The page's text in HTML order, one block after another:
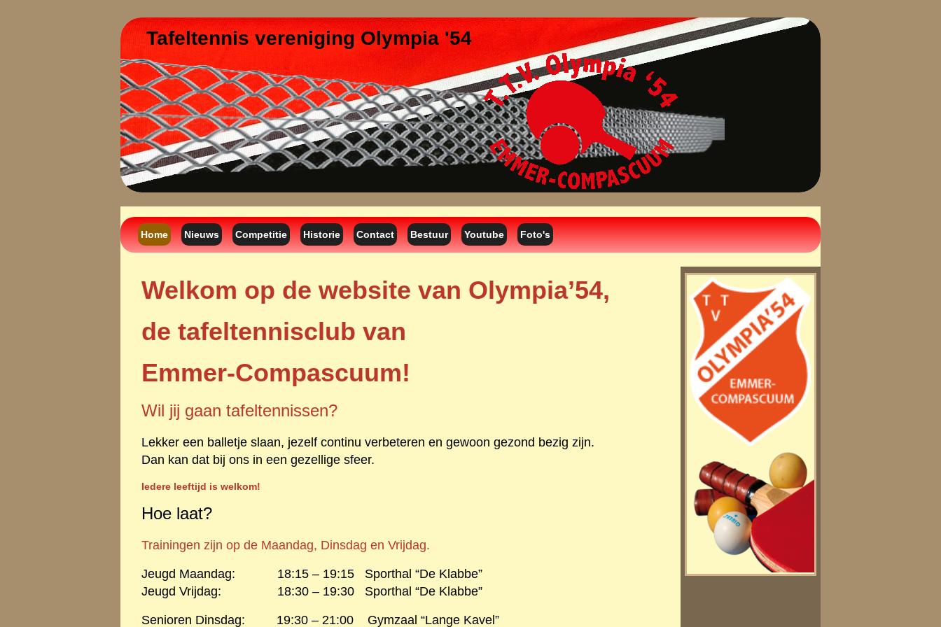
Tafeltennis vereniging Olympia '54
Home Nieuws Competitie Historie Contact Bestuur Youtube Foto's
Welkom op de website van Olympia’54,
de tafeltennisclub van
Emmer-Compascuum!
Wil jij gaan tafeltennissen?
Lekker een balletje slaan, jezelf continu verbeteren en gewoon gezond bezig zijn.
Dan kan dat bij ons in een gezellige sfeer.
Iedere leeftijd is welkom!
Hoe laat?
Trainingen zijn op de Maandag, Dinsdag en Vrijdag.
Jeugd Maandag: 18:15 – 19:15 Sporthal “De Klabbe”
Jeugd Vrijdag: 18:30 – 19:30 Sporthal “De Klabbe”
Senioren Dinsdag: 19:30 – 21:00 Gymzaal “Lange Kavel”